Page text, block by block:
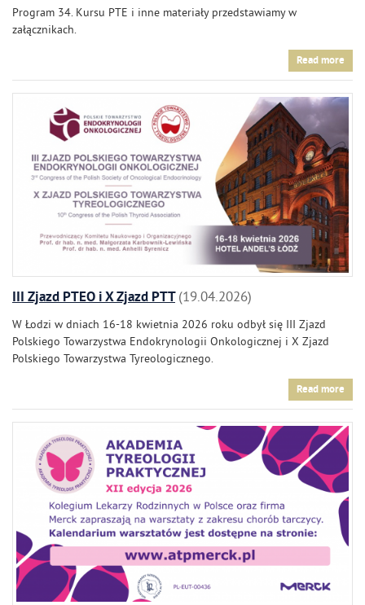
Program 34. Kursu PTE i inne materiały przedstawiamy w
załącznikach.
Read more
III Zjazd PTEO i X Zjazd PTT 19.04.2026
W Łodzi w dniach 16-18 kwietnia 2026 roku odbył się III Zjazd
Polskiego Towarzystwa Endokrynologii Onkologicznej i X Zjazd
Polskiego Towarzystwa Tyreologicznego.
Read more